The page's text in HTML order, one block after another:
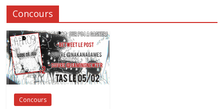
Concours
Concours